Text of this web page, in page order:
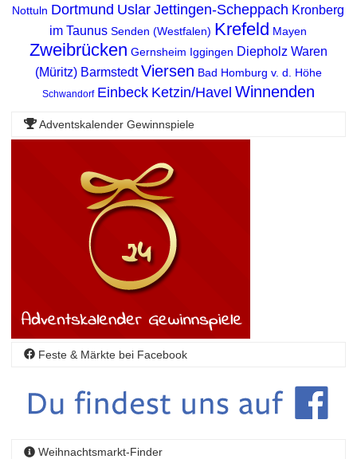
Nottuln Dortmund Uslar Jettingen-Scheppach Kronberg
im Taunus Senden (Westfalen) Krefeld Mayen
Zweibrücken Gernsheim Iggingen Diepholz Waren
(Müritz) Barmstedt Viersen Bad Homburg v. d. Höhe
Schwandorf Einbeck Ketzin/Havel Winnenden
Adventskalender Gewinnspiele
Feste & Märkte bei Facebook
Weihnachtsmarkt-Finder